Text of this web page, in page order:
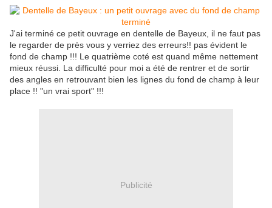
J'ai terminé ce petit ouvrage en dentelle de Bayeux, il ne faut pas
le regarder de près vous y verriez des erreurs!! pas évident le
fond de champ !!! Le quatrième coté est quand même nettement
mieux réussi. La difficulté pour moi a été de rentrer et de sortir
des angles en retrouvant bien les lignes du fond de champ à leur
place !! "un vrai sport" !!!
Publicité